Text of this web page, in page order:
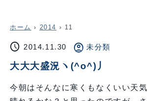
ホーム › 2014 › 11
schedule 2014.11.30 account_circle 未分類
大大大盛況ヽ(^o^)丿
今朝はそんなに寒くもなくいい天